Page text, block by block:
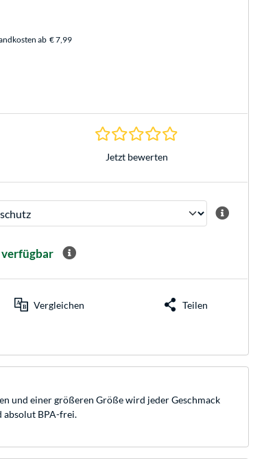
ab € 7,99
0.0 Sterne bei 0
Jetzt bewerten
Vergleichen Teilen
und einer größeren Größe wird jeder Geschmack
absolut BPA-frei.